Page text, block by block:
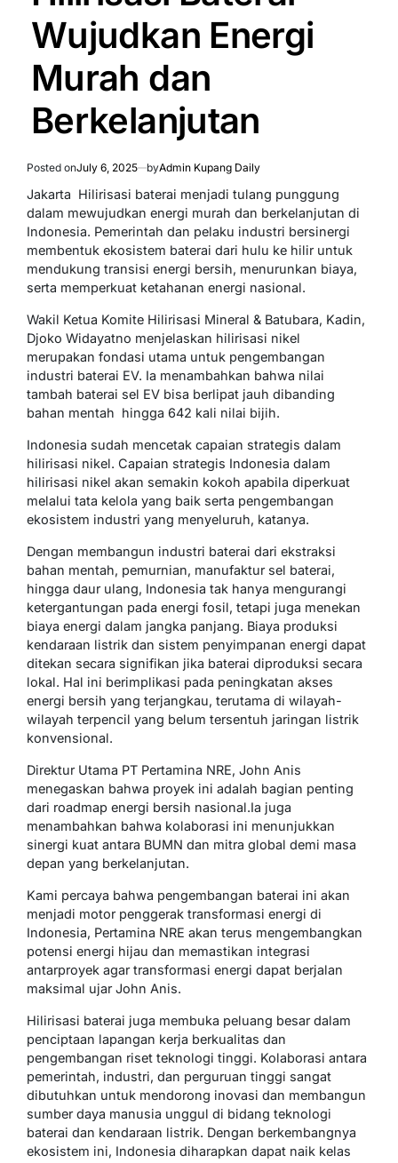
Wujudkan Energi
Murah dan
Berkelanjutan
Posted onJuly 6, 2025 byAdmin Kupang Daily
Jakarta  Hilirisasi baterai menjadi tulang punggung
dalam mewujudkan energi murah dan berkelanjutan di
Indonesia. Pemerintah dan pelaku industri bersinergi
membentuk ekosistem baterai dari hulu ke hilir untuk
mendukung transisi energi bersih, menurunkan biaya,
serta memperkuat ketahanan energi nasional.
Wakil Ketua Komite Hilirisasi Mineral & Batubara, Kadin,
Djoko Widayatno menjelaskan hilirisasi nikel
merupakan fondasi utama untuk pengembangan
industri baterai EV. Ia menambahkan bahwa nilai
tambah baterai sel EV bisa berlipat jauh dibanding
bahan mentah  hingga 642 kali nilai bijih.
Indonesia sudah mencetak capaian strategis dalam
hilirisasi nikel. Capaian strategis Indonesia dalam
hilirisasi nikel akan semakin kokoh apabila diperkuat
melalui tata kelola yang baik serta pengembangan
ekosistem industri yang menyeluruh, katanya.
Dengan membangun industri baterai dari ekstraksi
bahan mentah, pemurnian, manufaktur sel baterai,
hingga daur ulang, Indonesia tak hanya mengurangi
ketergantungan pada energi fosil, tetapi juga menekan
biaya energi dalam jangka panjang. Biaya produksi
kendaraan listrik dan sistem penyimpanan energi dapat
ditekan secara signifikan jika baterai diproduksi secara
lokal. Hal ini berimplikasi pada peningkatan akses
energi bersih yang terjangkau, terutama di wilayah-
wilayah terpencil yang belum tersentuh jaringan listrik
konvensional.
Direktur Utama PT Pertamina NRE, John Anis
menegaskan bahwa proyek ini adalah bagian penting
dari roadmap energi bersih nasional.Ia juga
menambahkan bahwa kolaborasi ini menunjukkan
sinergi kuat antara BUMN dan mitra global demi masa
depan yang berkelanjutan.
Kami percaya bahwa pengembangan baterai ini akan
menjadi motor penggerak transformasi energi di
Indonesia, Pertamina NRE akan terus mengembangkan
potensi energi hijau dan memastikan integrasi
antarproyek agar transformasi energi dapat berjalan
maksimal ujar John Anis.
Hilirisasi baterai juga membuka peluang besar dalam
penciptaan lapangan kerja berkualitas dan
pengembangan riset teknologi tinggi. Kolaborasi antara
pemerintah, industri, dan perguruan tinggi sangat
dibutuhkan untuk mendorong inovasi dan membangun
sumber daya manusia unggul di bidang teknologi
baterai dan kendaraan listrik. Dengan berkembangnya
ekosistem ini, Indonesia diharapkan dapat naik kelas